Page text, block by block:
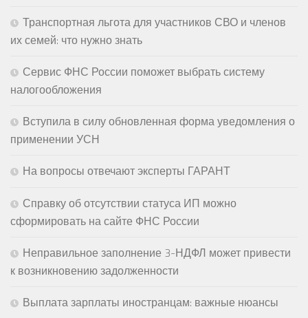
Транспортная льгота для участников СВО и членов
их семей: что нужно знать
Сервис ФНС России поможет выбрать систему
налогообложения
Вступила в силу обновленная форма уведомления о
применении УСН
На вопросы отвечают эксперты ГАРАНТ
Справку об отсутствии статуса ИП можно
сформировать на сайте ФНС России
Неправильное заполнение 3-НДФЛ может привести
к возникновению задолженности
Выплата зарплаты иностранцам: важные нюансы